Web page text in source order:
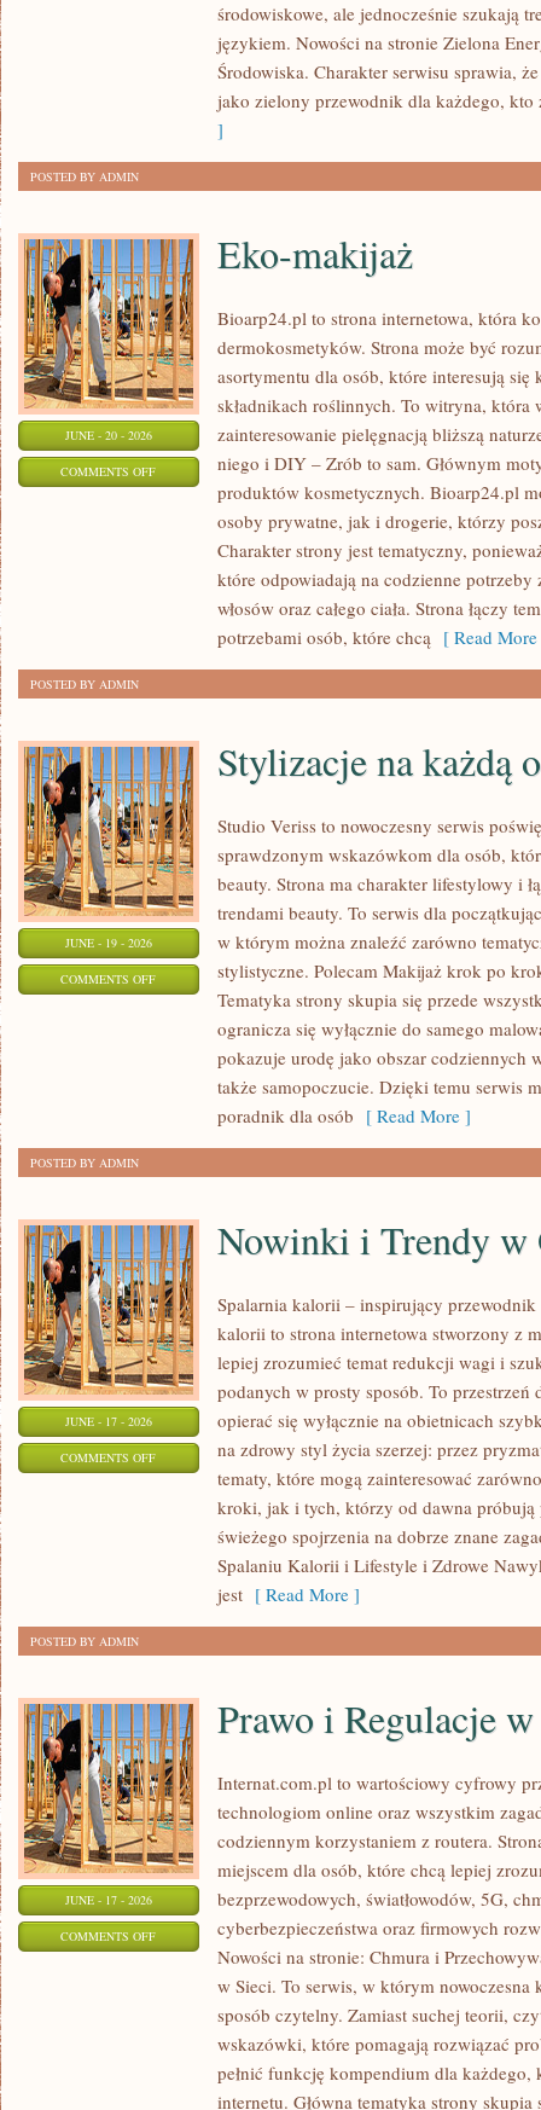
środowiskowe, ale jednocześnie szukają
językiem. Nowości na stronie Zielona
Środowiska. Charakter serwisu sprawia,
jako zielony przewodnik dla każdego, kto
]
POSTED BY ADMIN
JUNE - 20 - 2026
COMMENTS OFFON
Eko-makijaż
Bioarp24.pl to strona internetowa, która
dermokosmetyków. Strona może być
asortymentu dla osób, które interesują
składnikach roślinnych. To witryna, która
zainteresowanie pielęgnacją bliższą
niego i DIY – Zrób to sam. Głównym
produktów kosmetycznych. Bioarp24.pl
osoby prywatne, jak i drogerie, którzy
Charakter strony jest tematyczny,
które odpowiadają na codzienne potrzeby
włosów oraz całego ciała. Strona łączy
potrzebami osób, które chcą [ Read
POSTED BY ADMIN
JUNE - 19 - 2026
COMMENTS OFFON
STYLIZACJE
Stylizacje na każdą
Studio Veriss to nowoczesny serwis
sprawdzonym wskazówkom dla osób,
beauty. Strona ma charakter lifestylowy i
trendami beauty. To serwis dla
w którym można znaleźć zarówno
stylistyczne. Polecam Makijaż krok po
Tematyka strony skupia się przede
ogranicza się wyłącznie do samego
pokazuje urodę jako obszar codziennych
także samopoczucie. Dzięki temu serwis
poradnik dla osób [ Read More ]
POSTED BY ADMIN
JUNE - 17 - 2026
COMMENTS OFFON
ODCHUDZANIU
Nowinki i Trendy w
Spalarnia kalorii – inspirujący
kalorii to strona internetowa stworzony z
lepiej zrozumieć temat redukcji wagi i
podanych w prosty sposób. To
opierać się wyłącznie na obietnicach
na zdrowy styl życia szerzej: przez
tematy, które mogą zainteresować
kroki, jak i tych, którzy od dawna
świeżego spojrzenia na dobrze znane
Spalaniu Kalorii i Lifestyle i Zdrowe
jest [ Read More ]
POSTED BY ADMIN
JUNE - 17 - 2026
COMMENTS OFFON
REGULACJE
INTERNECIE
Prawo i Regulacje
Internat.com.pl to wartościowy cyfrowy
technologiom online oraz wszystkim
codziennym korzystaniem z routera.
miejscem dla osób, które chcą lepiej
bezprzewodowych, światłowodów, 5G,
cyberbezpieczeństwa oraz firmowych
Nowości na stronie: Chmura i
w Sieci. To serwis, w którym nowoczesna
sposób czytelny. Zamiast suchej teorii,
wskazówki, które pomagają rozwiązać
pełnić funkcję kompendium dla
internetu. Główna tematyka strony